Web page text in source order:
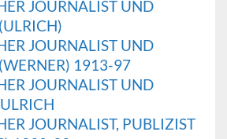
JOURNALIST UND
JOURNALIST UND
1913-97
JOURNALIST UND
JOURNALIST, PUBLIZIST